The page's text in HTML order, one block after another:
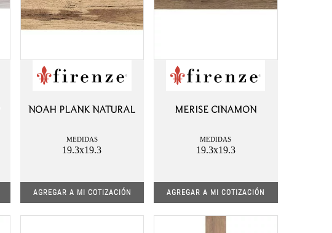
NOAH PLANK NATURAL
MEDIDAS
19.3x19.3
AGREGAR A MI COTIZACIÓN
MERISE CINAMON
MEDIDAS
19.3x19.3
AGREGAR A MI COTIZACIÓN